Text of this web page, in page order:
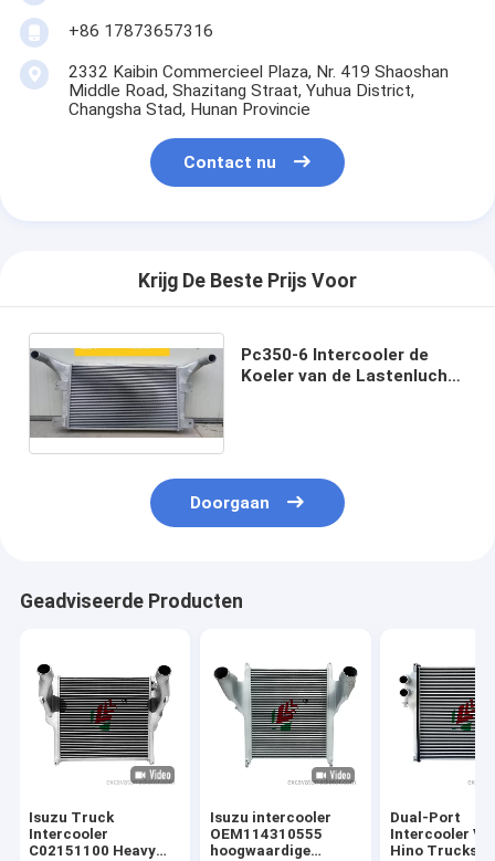
+86 17873657316
2332 Kaibin Commercieel Plaza, Nr. 419 Shaoshan
Middle Road, Shazitang Straat, Yuhua District,
Changsha Stad, Hunan Provincie
Contact nu
Krijg De Beste Prijs Voor
Pc350-6 Intercooler de
Koeler van de Lastenlucht
Doorgaan
Geadviseerde Producten
Isuzu Truck
Intercooler
C02151100 Heavy
Isuzu intercooler
OEM114310555
hoogwaardige
Dual-Port
Intercooler
Hino Trucks